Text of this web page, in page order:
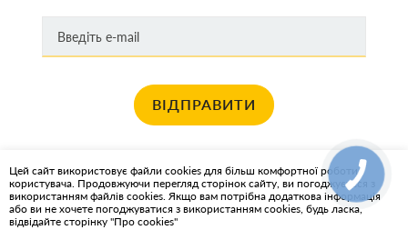
ВІДПРАВИТИ
Хочете отримувати новини про останні спец пропозиції та акції?
КАРТА САЙТА
Цей сайт використовує файли cookies для більш комфортної роботи
користувача. Продовжуючи перегляд сторінок сайту, ви погоджуєтеся з
використанням файлів cookies. Якщо вам потрібна додаткова інформація
або ви не хочете погоджуватися з використанням cookies, будь ласка,
відвідайте сторінку "Про cookies"